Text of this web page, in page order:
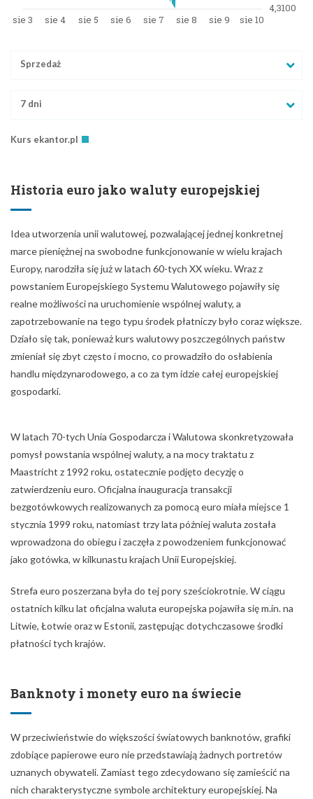
Sprzedaż
7 dni
Kurs ekantor.pl
Historia euro jako waluty europejskiej
Idea utworzenia unii walutowej, pozwalającej jednej konkretnej
marce pieniężnej na swobodne funkcjonowanie w wielu krajach
Europy, narodziła się już w latach 60-tych XX wieku. Wraz z
powstaniem Europejskiego Systemu Walutowego pojawiły się
realne możliwości na uruchomienie wspólnej waluty, a
zapotrzebowanie na tego typu środek płatniczy było coraz większe.
Działo się tak, ponieważ kurs walutowy poszczególnych państw
zmieniał się zbyt często i mocno, co prowadziło do osłabienia
handlu międzynarodowego, a co za tym idzie całej europejskiej
gospodarki.
W latach 70-tych Unia Gospodarcza i Walutowa skonkretyzowała
pomysł powstania wspólnej waluty, a na mocy traktatu z
Maastricht z 1992 roku, ostatecznie podjęto decyzję o
zatwierdzeniu euro. Oficjalna inauguracja transakcji
bezgotówkowych realizowanych za pomocą euro miała miejsce 1
stycznia 1999 roku, natomiast trzy lata później waluta została
wprowadzona do obiegu i zaczęła z powodzeniem funkcjonować
jako gotówka, w kilkunastu krajach Unii Europejskiej.
Strefa euro poszerzana była do tej pory sześciokrotnie. W ciągu
ostatnich kilku lat oficjalna waluta europejska pojawiła się m.in. na
Litwie, Łotwie oraz w Estonii, zastępując dotychczasowe środki
płatności tych krajów.
Banknoty i monety euro na świecie
W przeciwieństwie do większości światowych banknotów, grafiki
zdobiące papierowe euro nie przedstawiają żadnych portretów
uznanych obywateli. Zamiast tego zdecydowano się zamieścić na
nich charakterystyczne symbole architektury europejskiej. Na